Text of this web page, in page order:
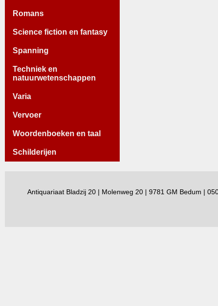
Romans
Science fiction en fantasy
Spanning
Techniek en
natuurwetenschappen
Varia
Vervoer
Woordenboeken en taal
Schilderijen
Antiquariaat Bladzij 20 | Molenweg 20 | 9781 GM Bedum |